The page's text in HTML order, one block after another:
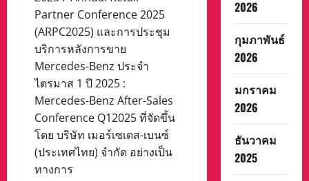
Partner Conference 2025
(ARPC2025) และการประชุม
บริการหลังการขาย
Mercedes-Benz ประจำ
ไตรมาส 1 ปี 2025 :
Mercedes-Benz After-Sales
Conference Q12025 ที่จัดขึ้น
โดย บริษัท เมอร์เซเดส-เบนซ์
(ประเทศไทย) จำกัด อย่างเป็น
ทางการ
2026
กุมภาพันธ์
2026
มกราคม
2026
ธันวาคม
2025